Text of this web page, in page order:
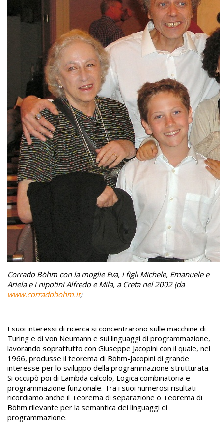
Corrado Böhm con la moglie Eva, i figli Michele, Emanuele e
Ariela e i nipotini Alfredo e Mila, a Creta nel 2002 (da
www.corradobohm.it)
I suoi interessi di ricerca si concentrarono sulle macchine di
Turing e di von Neumann e sui linguaggi di programmazione,
lavorando soprattutto con Giuseppe Jacopini con il quale, nel
1966, produsse il teorema di Böhm-Jacopini di grande
interesse per lo sviluppo della programmazione strutturata.
Si occupò poi di Lambda calcolo, Logica combinatoria e
programmazione funzionale. Tra i suoi numerosi risultati
ricordiamo anche il Teorema di separazione o Teorema di
Böhm rilevante per la semantica dei linguaggi di
programmazione.